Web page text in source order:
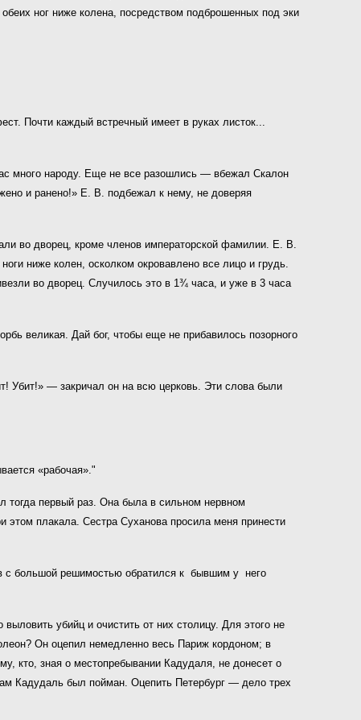
ног ниже колена, посредством подброшенных под эки
Почти каждый встречный имеет в руках листок...
много народу. Еще не все разошлись — вбежал Скалон
и ранено!» Е. В. подбежал к не­му, не доверяя
во дворец, кроме членов им­ператорской фамилии. Е. В.
ни­же колен, осколком окровавлено все лицо и грудь.
во дворец. Случилось это в 1¾ часа, и уже в 3 часа
великая. Дай бог, чтобы еще не прибавилось позорного
Убит!» — закричал он на всю церковь. Эти слова были
«рабочая»."
первый раз. Она была в сильном нервном
этом плакала. Сестра Суханова просила меня принести
с большой решимостью обратился к бывшим у него
убийц и очистить от них столицу. Для этого не
Он оцепил немедленно весь Париж кордоном; в
кто, зная о местопребывании Кадудаля, не донесет о
Кадудаль был пойман. Оцепить Петербург — дело трех